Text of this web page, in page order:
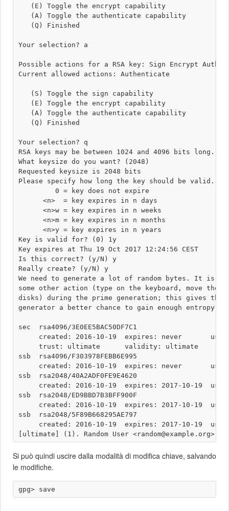
   (E) Toggle the encrypt capability
   (A) Toggle the authenticate capability
   (Q) Finished
Your selection? a
Possible actions for a RSA key: Sign Encrypt
Current allowed actions: Authenticate
   (S) Toggle the sign capability
   (E) Toggle the encrypt capability
   (A) Toggle the authenticate capability
   (Q) Finished
Your selection? q
RSA keys may be between 1024 and 4096 bits long.
What keysize do you want? (2048)
Requested keysize is 2048 bits
Please specify how long the key should be valid.
         0 = key does not expire
      <n>  = key expires in n days
      <n>w = key expires in n weeks
      <n>m = key expires in n months
      <n>y = key expires in n years
Key is valid for? (0) 1y
Key expires at Thu 19 Oct 2017 12:24:56 CEST
Is this correct? (y/N) y
Really create? (y/N) y
We need to generate a lot of random bytes. It is a
some other action (type on the keyboard, move the
disks) during the prime generation; this gives the
generator a better chance to gain enough entropy.
sec  rsa4096/3E0EE5BAC50DF7C1
created: 2016-10-19  expires: never
     trust: ultimate      validity: ultimate
ssb  rsa4096/F303978FEBB6E995
created: 2016-10-19  expires: never
ssb  rsa2048/40A2ADF0FE9E4620
created: 2016-10-19  expires: 2017-10-19
ssb  rsa2048/ED9BBD7B3BFF900F
created: 2016-10-19  expires: 2017-10-19
ssb  rsa2048/5F89B668295AE797
created: 2016-10-19  expires: 2017-10-19
Si può quindi uscire dalla modalità di modifica chiave, salvando
le modifiche.